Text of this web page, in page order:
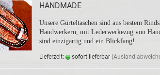
HAND­MA­DE
Un­se­re Gür­tel­ta­schen sind aus bes­tem
Hand­wer­kern, mit Le­der­wer­ke­zug von
sind ein­zig­ar­tig und ein Blick­fang!
Lie­fer­zeit: so­fort lie­fer­bar (Aus­land